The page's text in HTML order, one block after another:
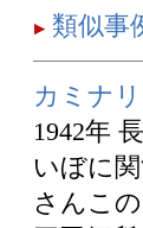
類似事
カミナ
1942年
いぼに
さんこ